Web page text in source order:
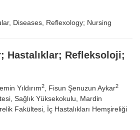
Diseases, Reflexology; Nursing
Hastalıklar; Refleksoloji;
Yıldırım2, Fisun Şenuzun Aykar2
Sağlık Yüksekokulu, Mardin
Fakültesi, İç Hastalıkları Hemşireliği